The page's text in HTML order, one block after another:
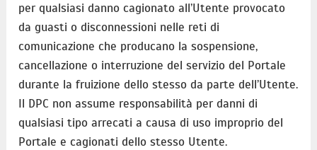
per qualsiasi danno cagionato all’Utente provocato
da guasti o disconnessioni nelle reti di
comunicazione che producano la sospensione,
cancellazione o interruzione del servizio del Portale
durante la fruizione dello stesso da parte dell’Utente.
Il DPC non assume responsabilità per danni di
qualsiasi tipo arrecati a causa di uso improprio del
Portale e cagionati dello stesso Utente.